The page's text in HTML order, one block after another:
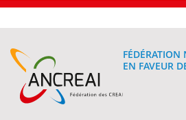
FÉDÉRATION
EN FAVEUR